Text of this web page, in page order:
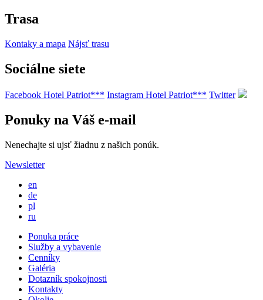
Trasa
Kontaky a mapa Nájsť trasu
Sociálne siete
Facebook Hotel Patriot*** Instagram Hotel Patriot*** Twitter
Ponuky na Váš e-mail
Nenechajte si ujsť žiadnu z našich ponúk.
Newsletter
en
de
pl
ru
Ponuka práce
Služby a vybavenie
Cenníky
Galéria
Dotazník spokojnosti
Kontakty